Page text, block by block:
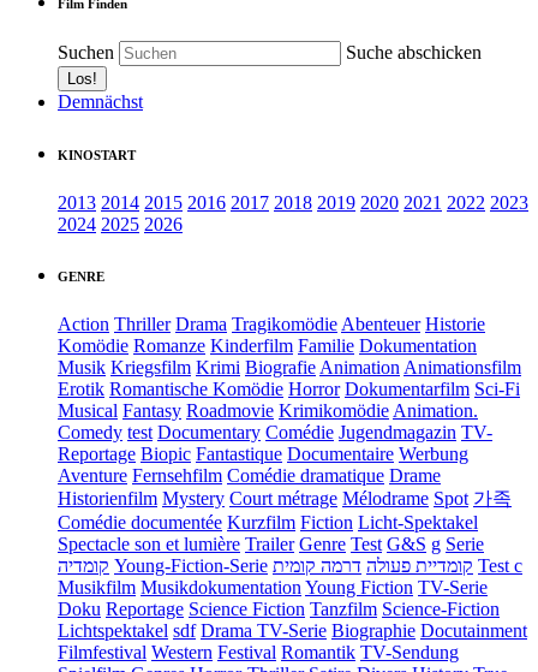
Film Finden
Suchen Suche abschicken
Demnächst
KINOSTART
2013 2014 2015 2016 2017 2018 2019 2020 2021 2022 2023
2024 2025 2026
GENRE
Action Thriller Drama TragikomödieAbenteuer Historie
Komödie Romanze Kinderfilm Familie Dokumentation
Musik Kriegsfilm Krimi BiografieAnimationAnimationsfilm
Erotik Romantische Komödie Horror Dokumentarfilm Sci-Fi
Musical Fantasy Roadmovie KrimikomödieAnimation.
Comedy test Documentary Comédie Jugendmagazin TV-
Reportage Biopic Fantastique Documentaire Werbung
Aventure Fernsehfilm Comédie dramatique Drame
Historienfilm Mystery Court métrage Mélodrame Spot 가족
Comédie documentée Kurzfilm Fiction Licht-Spektakel
Spectacle son et lumière Trailer Genre Test G&S g Serie
קומדיה Young-Fiction-Serie קומדיית פעולה דרמה קומית
Test c
Musikfilm MusikdokumentationYoung Fiction TV-Serie
Doku Reportage Science Fiction Tanzfilm Science-Fiction
Lichtspektakel sdf Drama TV-Serie Biographie Docutainment
Filmfestival Western Festival Romantik TV-Sendung